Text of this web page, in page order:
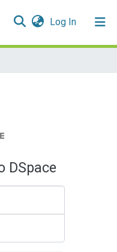
Log In(current)
DSpace